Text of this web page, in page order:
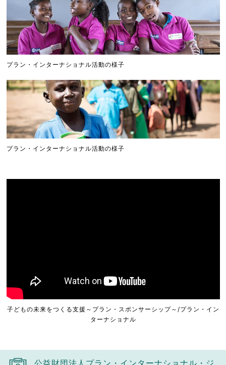
プラン・インターナショナル活動の様子
プラン・インターナショナル活動の様子
子どもの未来をつくる支援～プラン・スポンサーシップ～/プラン・イン
ターナショナル